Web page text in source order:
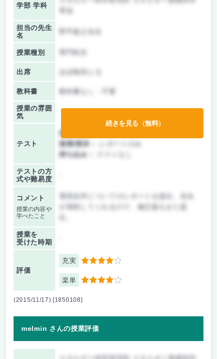
学部 学科
担当の先生
名
野平俊之先生
授業種別
出席 ほぼ毎回とる
教科書 教科書なし・不要
授業の雰囲
気
テスト
前期/中間：
後期/期末：
持ち込み：
テストの方
式や難易度
コメント
授業の内容や
学べたこと
が添削してくれるので、修正版をまた提
授業を
受けた時期
評価
充実 4
楽単 4
続きを見る（無料）
(2015/11/17) [1850108]
melmin さんの授業評価